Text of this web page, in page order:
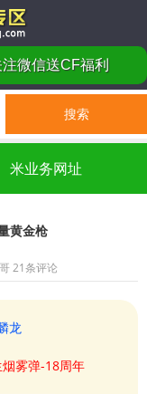
注微信送CF福利
米业务网址
黄金枪
21条评论
龙
雾弹-18周年